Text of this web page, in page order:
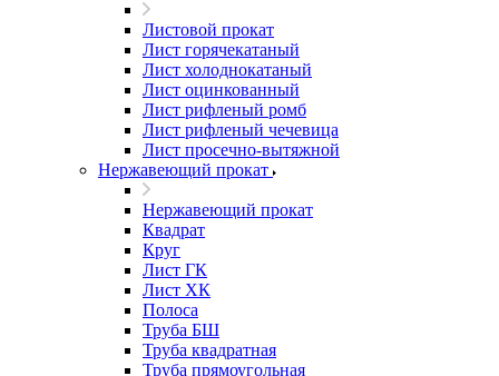
Листовой прокат
Лист горячекатаный
Лист холоднокатаный
Лист оцинкованный
Лист рифленый ромб
Лист рифленый чечевица
Лист просечно-вытяжной
Нержавеющий прокат
Нержавеющий прокат
Квадрат
Круг
Лист ГК
Лист ХК
Полоса
Труба БШ
Труба квадратная
Труба прямоугольная